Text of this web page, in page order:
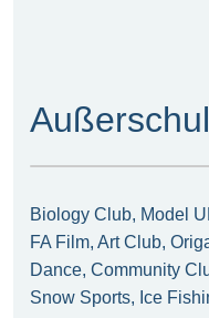
Biology Club, Model
FA Film, Art Club,
Dance, Community
Snow Sports, Ice